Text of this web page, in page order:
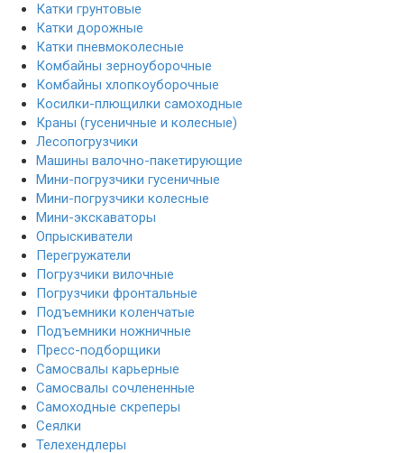
Катки грунтовые
Катки дорожные
Катки пневмоколесные
Комбайны зерноуборочные
Комбайны хлопкоуборочные
Косилки-плющилки самоходные
Краны (гусеничные и колесные)
Лесопогрузчики
Машины валочно-пакетирующие
Мини-погрузчики гусеничные
Мини-погрузчики колесные
Мини-экскаваторы
Опрыскиватели
Перегружатели
Погрузчики вилочные
Погрузчики фронтальные
Подъемники коленчатые
Подъемники ножничные
Пресс-подборщики
Самосвалы карьерные
Самосвалы сочлененные
Самоходные скреперы
Сеялки
Телехендлеры